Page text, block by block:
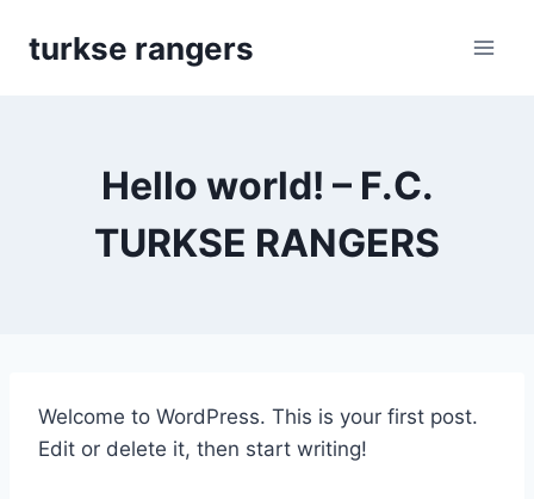
turkse rangers
Hello world! – F.C.
TURKSE RANGERS
Welcome to WordPress. This is your first post.
Edit or delete it, then start writing!